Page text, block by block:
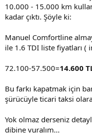
10.000 - 15.000 km
kadar çıktı. Şöyle ki:
Manuel Comfortline
ile 1.6 TDI liste fiyatları (
72.100-57.500=14.600
Bu farkı kapatmak için
şürücüyle ticari taksi
Yok olmaz derseniz
dibine vuralım...